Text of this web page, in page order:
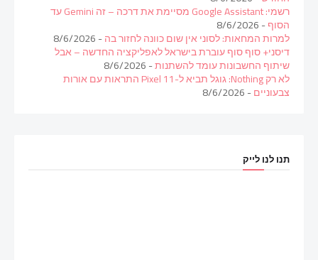
רשמי: Google Assistant מסיימת את דרכה – זה Gemini עד
הסוף- 8/6/2026
למרות המחאות: לסוני אין שום כוונה לחזור בה- 8/6/2026
דיסני+ סוף סוף עוברת בישראל לאפליקציה החדשה – אבל
שיתוף החשבונות עומד להשתנות- 8/6/2026
לא רק Nothing: גוגל תביא ל-Pixel 11 התראות עם אורות
צבעוניים- 8/6/2026
תנו לנו לייק